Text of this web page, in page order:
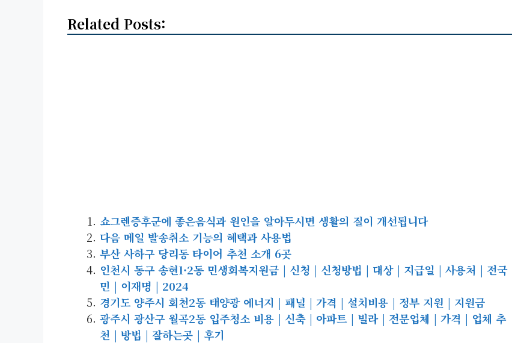
Related Posts:
쇼그렌증후군에 좋은음식과 원인을 알아두시면 생활의 질이 개선됩니다
다음 메일 발송취소 기능의 혜택과 사용법
부산 사하구 당리동 타이어 추천 소개 6곳
인천시 동구 송현1·2동 민생회복지원금 | 신청 | 신청방법 | 대상 | 지급일 | 사용처 | 전국
민 | 이재명 | 2024
경기도 양주시 회천2동 태양광 에너지 | 패널 | 가격 | 설치비용 | 정부 지원 | 지원금
광주시 광산구 월곡2동 입주청소 비용 | 신축 | 아파트 | 빌라 | 전문업체 | 가격 | 업체 추
천 | 방법 | 잘하는곳 | 후기